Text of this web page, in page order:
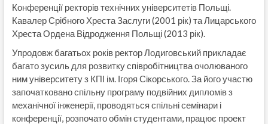
Конференції ректорів технічних університетів Польщі.
Кавалер Срібного Хреста Заслуги (2001 рік) та Лицарського
Хреста Ордена Відродження Польщі (2013 рік).
Упродовж багатьох років ректор Лодиговський прикладає
багато зусиль для розвитку співробітництва очолюваного
ним університету з КПІ ім. Ігоря Сікорського. За його участю
започатковано спільну програму подвійних дипломів з
механічної інженерії, проводяться спільні семінари і
конференції, розпочато обмін студентами, працює проект